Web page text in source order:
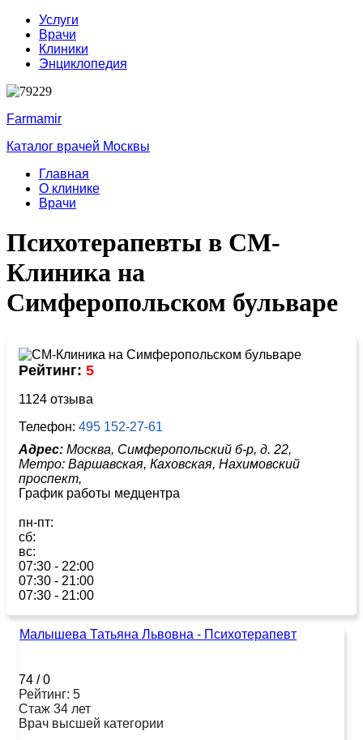
Услуги
Врачи
Клиники
Энциклопедия
Farmamir
Каталог врачей Москвы
Главная
О клинике
Врачи
Психотерапевты в СМ-
Клиника на
Симферопольском бульваре
Рейтинг: 5
1124 отзыва
Телефон: 495 152-27-61
Адрес: Москва, Симферопольский б-р, д. 22,
Метро: Варшавская, Каховская, Нахимовский
проспект,
График работы медцентра
пн-пт:
сб:
вс:
07:30 - 22:00
07:30 - 21:00
07:30 - 21:00
Малышева Татьяна Львовна - Психотерапевт
74 /0
Рейтинг: 5
Стаж 34 лет
Врач высшей категории